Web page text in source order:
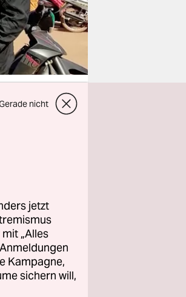
nicht
jetzt
„Alles
Kampagne,
sichern will,